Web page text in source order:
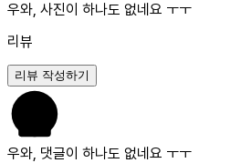
우와, 사진이 하나도 없네요 ㅜㅜ
리뷰
리뷰 작성하기
우와, 댓글이 하나도 없네요 ㅜㅜ